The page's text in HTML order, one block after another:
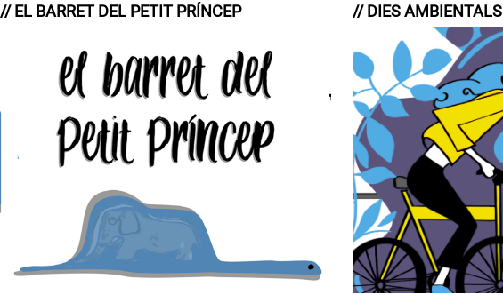
// EL BARRET DEL PETIT PRÍNCEP // DIES AMBIENTALS